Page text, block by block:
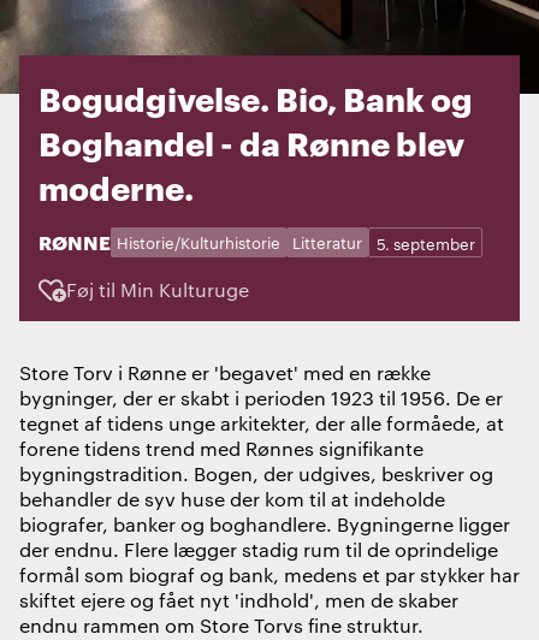
Bogudgivelse. Bio, Bank og
Boghandel - da Rønne blev
moderne.
STED:
RØNNE
Kategorier:Historie/Kulturhistorie Litteratur
Dage: 5. september
Føj til Min Kulturuge
Store Torv i Rønne er 'begavet' med en række
bygninger, der er skabt i perioden 1923 til 1956. De er
tegnet af tidens unge arkitekter, der alle formåede, at
forene tidens trend med Rønnes signifikante
bygningstradition. Bogen, der udgives, beskriver og
behandler de syv huse der kom til at indeholde
biografer, banker og boghandlere. Bygningerne ligger
der endnu. Flere lægger stadig rum til de oprindelige
formål som biograf og bank, medens et par stykker har
skiftet ejere og fået nyt 'indhold', men de skaber
endnu rammen om Store Torvs fine struktur.